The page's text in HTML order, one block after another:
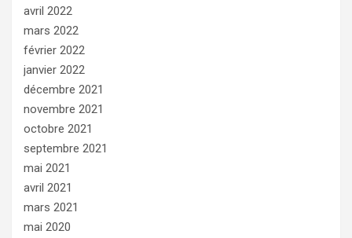
avril 2022
mars 2022
février 2022
janvier 2022
décembre 2021
novembre 2021
octobre 2021
septembre 2021
mai 2021
avril 2021
mars 2021
mai 2020